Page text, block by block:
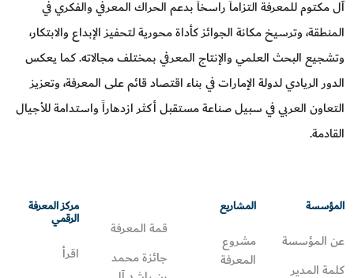
آل مكتوم للمعرفة التزاماً راسخاً بدعم الحراك المعرفي والفكري في
المنطقة، وترسيخ مكانة الجوائز كأداة محورية لتحفيز الإبداع والابتكار،
وتشجيع البحث العلمي والإنتاج المعرفي بمختلف مجالاته. كما يعكس
الدور الريادي لدولة الإمارات في بناء اقتصاد قائم على المعرفة، وتعزيز
التعاون العربي في سبيل صناعة مستقبل أكثر ازدهاراً واستدامة للأجيال
القادمة.
المؤسسة
عن المؤسسة
كلمة المدير
المشاريع
مشروع
المعرفة
قمة المعرفة
جائزة محمد
مركز المعرفة
الرقمي
اقرأ